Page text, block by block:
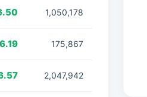
1,050,178
6.19 175,867
2,047,942